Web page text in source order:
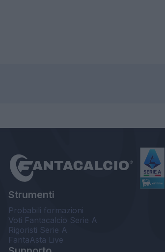
Strumenti
Probabili formazioni
Voti Fantacalcio Serie A
Rigoristi Serie A
FantaAsta Live